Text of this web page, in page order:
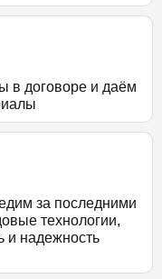
в договоре и даём
за последними
технологии,
и надежность